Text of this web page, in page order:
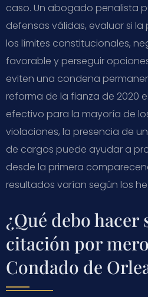
caso. Un abogado penalista
defensas válidas, evaluar si
los límites constitucionales,
favorable y perseguir
eviten una condena
reforma de la fianza de 2020
efectivo para la mayoría de
violaciones, la presencia de
de cargos puede ayudar a
desde la primera
resultados varían según los
¿Qué debo
citación por
Condado de